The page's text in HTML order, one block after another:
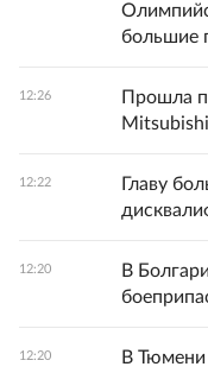
большие
12:26
Прошла
12:22
Главу
12:20
В
12:20
В